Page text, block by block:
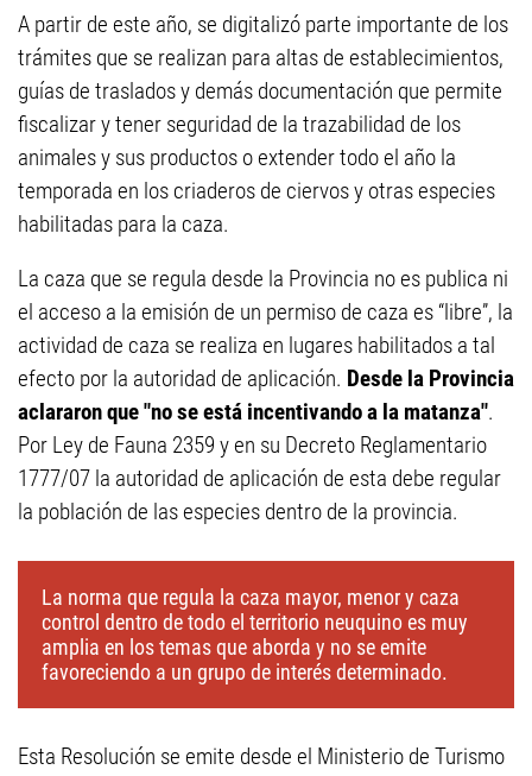
A partir de este año, se digitalizó parte importante de los
trámites que se realizan para altas de establecimientos,
guías de traslados y demás documentación que permite
fiscalizar y tener seguridad de la trazabilidad de los
animales y sus productos o extender todo el año la
temporada en los criaderos de ciervos y otras especies
habilitadas para la caza.
La caza que se regula desde la Provincia no es publica ni
el acceso a la emisión de un permiso de caza es “libre”, la
actividad de caza se realiza en lugares habilitados a tal
efecto por la autoridad de aplicación. Desde la Provincia
aclararon que "no se está incentivando a la matanza".
Por Ley de Fauna 2359 y en su Decreto Reglamentario
1777/07 la autoridad de aplicación de esta debe regular
la población de las especies dentro de la provincia.
La norma que regula la caza mayor, menor y caza
control dentro de todo el territorio neuquino es muy
amplia en los temas que aborda y no se emite
favoreciendo a un grupo de interés determinado.
Esta Resolución se emite desde el Ministerio de Turismo